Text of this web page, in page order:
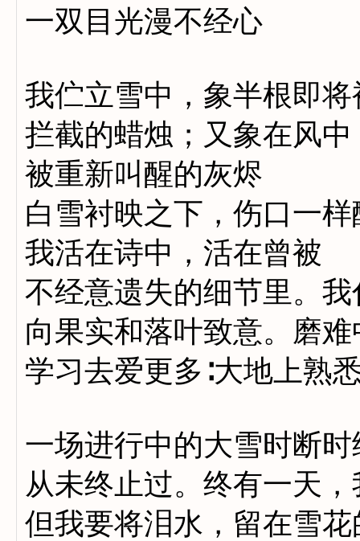
一双目光漫不经心
我伫立雪中，象半根即将
拦截的蜡烛；又象在风中
被重新叫醒的灰烬
白雪衬映之下，伤口一样
我活在诗中，活在曾被
不经意遗失的细节里。我
向果实和落叶致意。磨难
学习去爱更多∶大地上
一场进行中的大雪时断
从未终止过。终有一天
但我要将泪水，留在雪